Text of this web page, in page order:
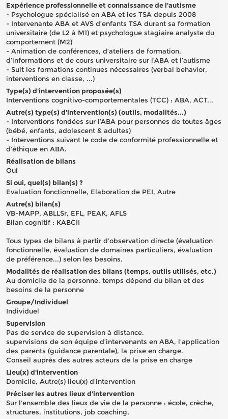
Expérience professionnelle et connaissance de l'autisme
- Psychologue spécialisé en ABA et les TSA depuis 2008
- Intervenante ABA et AVS d’enfants TSA durant sa formation
universitaire (de L2 à M1) et psychologue stagiaire analyste du
comportement (M2)
- Animation de conférences, d’ateliers de formation,
d’informations et de cours universitaire sur l’ABA et l’autisme
- Suit les formations continues nécessaires (verbal behavior,
interventions en classe, ...)
Type(s) d'intervention proposée(s)
Interventions cognitivo-comportementales (TCC) : ABA, ACT...
Autre(s) type(s) d'intervention(s) (outils, modalités...)
- Interventions fondées sur l’ABA pour personnes de toutes âges
(bébé, enfants, adolescent & adultes)
- Interventions suivant le code de conformité professionnelle et
d’éthique en ABA.
Réalisation de bilans
Oui
Si oui, quel(s) bilan(s) ?
Evaluation fonctionnelle, Elaboration de PEI, Autre
Autre(s) bilan(s)
VB-MAPP, ABLLSr, EFL, PEAK, AFLS
Bilan cognitif : KABCII
Tous types de bilans à partir d’observation directe (évaluation
fonctionnelle, évaluation de domaines particuliers, évaluation
de préférence...) selon les besoins.
Modalités de réalisation des bilans (temps, outils utilisés, etc.)
Au domicile de la personne, temps dépend du bilan et des
besoins de la personne
Groupe/Individuel
Individuel
Supervision
Pas de service de supervision à distance.
supervisions de son équipe d’intervenants en ABA, l’application
des parents (guidance parentale), la prise en charge.
Conseil auprès des autres acteurs de la prise en charge
Lieu(x) d'intervention
Domicile, Autre(s) lieu(x) d'intervention
Préciser les autres lieux d'intervention
Sur l’ensemble des lieux de vie de la personne : école, crèche,
structures, institutions, job coaching,